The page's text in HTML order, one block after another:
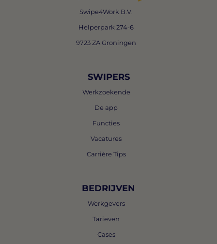
Swipe4Work B.V.
Helperpark 274-6
9723 ZA Groningen
SWIPERS
Werkzoekende
De app
Functies
Vacatures
Carrière Tips
BEDRIJVEN
Werkgevers
Tarieven
Cases